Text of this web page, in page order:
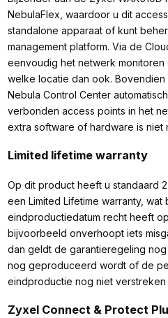
NebulaFlex, waardoor u dit
standalone apparaat of kunt
management platform. Via de
eenvoudig het netwerk
welke locatie dan ook.
Nebula Control Center
verbonden access points in het
extra software of hardware is niet
Limited lifetime warranty
Op dit product heeft u standaard
een Limited Lifetime warranty,
eindproductiedatum recht heeft
bijvoorbeeld onverhoopt iets
dan geldt de garantieregeling
nog geproduceerd wordt of de
eindproductie nog niet verstreken
Zyxel Connect & Protect